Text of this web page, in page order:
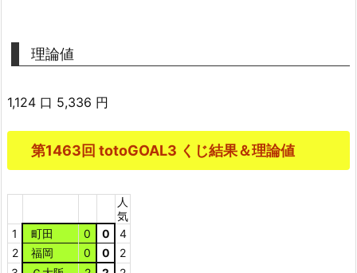
理論値
1,124 口 5,336 円
第1463回 totoGOAL3 くじ結果＆理論値
人
気
1
町田 0 0
4
2
福岡 0 0
2